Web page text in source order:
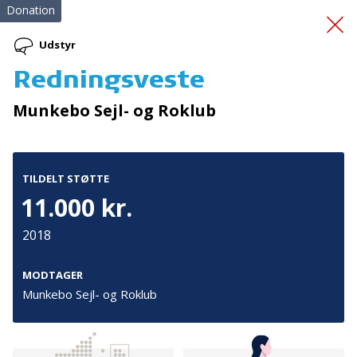
Bustur til Sprogø
Donation
Udstyr
Redningsveste
Munkebo Sejl- og Roklub
TILDELT STØTTE
11.000 kr.
2018
MODTAGER
Munkebo Sejl- og Roklub
Tilmeld nyhedsbrev
De seneste nyheder om TrygFondens og TryghedsGruppens
aktiviteter direkte i din indbakke.
Tilmeld